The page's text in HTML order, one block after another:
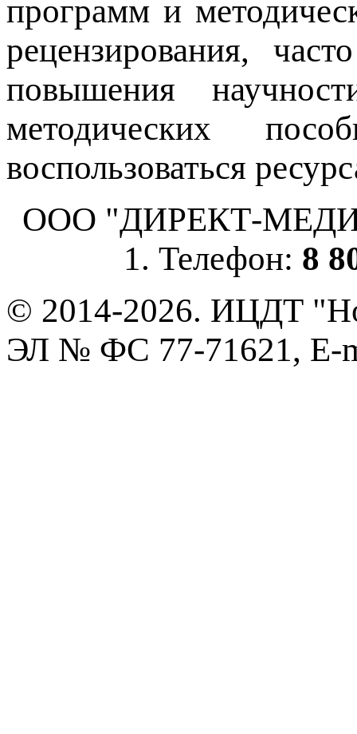
программ и
рецензирования,
повышения
методических
воспользоваться
ООО "ДИРЕКТ-
1. Телефон: 8
© 2014-2026. ИЦДТ
ЭЛ № ФС 77-71621, E-